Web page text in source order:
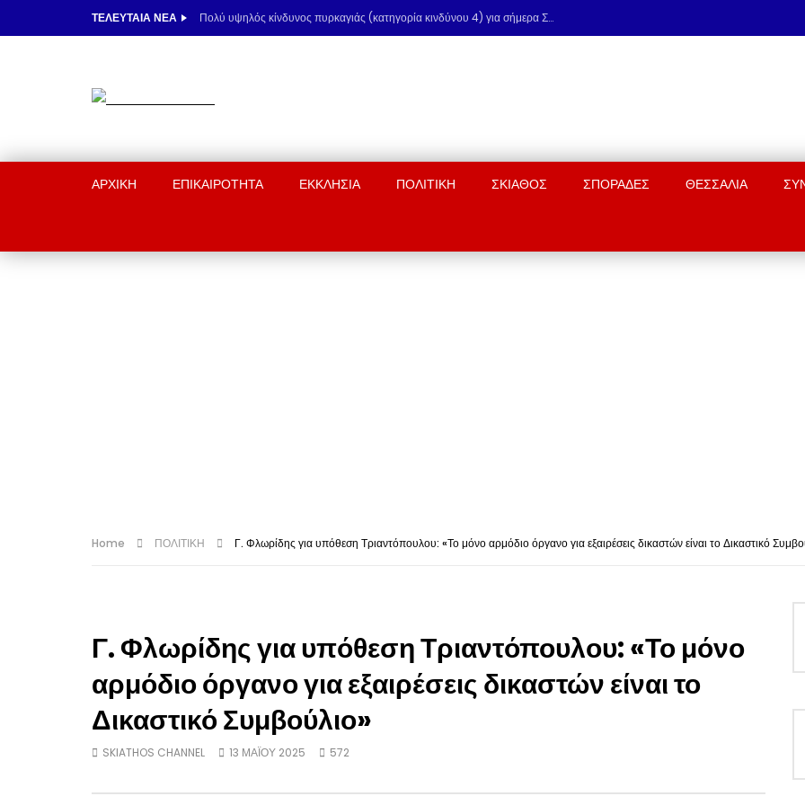
ΤΕΛΕΥΤΑΊΑ ΝΈΑ Πολύ υψηλός κίνδυνος πυρκαγιάς (κατηγορία κινδύνου 4) για σήμερα Σάββατο 8 Αυγούστου
ΑΡΧΙΚΉ ΕΠΙΚΑΙΡΟΤΗΤΑ ΕΚΚΛΗΣΙΑ ΠΟΛΙΤΙΚΗ ΣΚΙΑΘΟΣ ΣΠΟΡΑΔΕΣ ΘΕΣΣΑΛΙΑ
Home ΠΟΛΙΤΙΚΗ Γ. Φλωρίδης για υπόθεση Τριαντόπουλου: «Το μόνο αρμόδιο όργανο για εξαιρέσεις δικαστών είναι το Δικαστικό
Γ. Φλωρίδης για υπόθεση Τριαντόπουλου: «Το μόνο
αρμόδιο όργανο για εξαιρέσεις δικαστών είναι το
Δικαστικό Συμβούλιο»
SKIATHOS CHANNEL 13 ΜΑΪ́ΟΥ 2025 572